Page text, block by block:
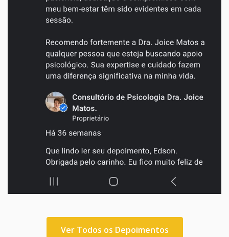
Ver Todos os Depoimentos